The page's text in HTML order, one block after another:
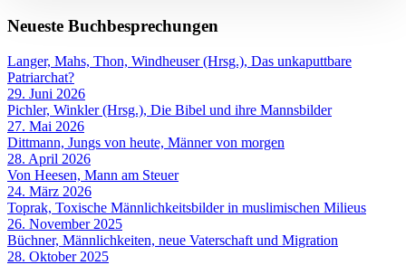
Neueste Buchbesprechungen
Langer, Mahs, Thon, Windheuser (Hrsg.), Das unkaputtbare
Patriarchat?
29. Juni 2026
Pichler, Winkler (Hrsg.), Die Bibel und ihre Mannsbilder
27. Mai 2026
Dittmann, Jungs von heute, Männer von morgen
28. April 2026
Von Heesen, Mann am Steuer
24. März 2026
Toprak, Toxische Männlichkeitsbilder in muslimischen Milieus
26. November 2025
Büchner, Männlichkeiten, neue Vaterschaft und Migration
28. Oktober 2025